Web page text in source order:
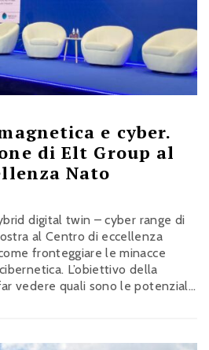
e cyber.
di Elt Group al
Nato
digital twin – cyber range di
al Centro di eccellenza
fronteggiare le minacce
L’obiettivo della
vedere quali sono le potenziali